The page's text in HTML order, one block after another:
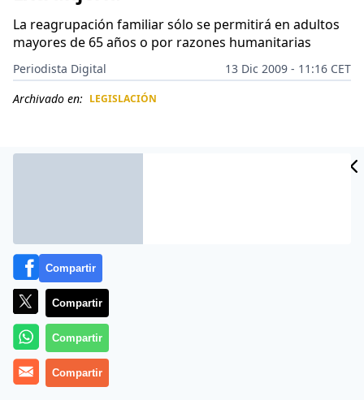
La reagrupación familiar sólo se permitirá en adultos
mayores de 65 años o por razones humanitarias
Periodista Digital
13 Dic 2009 - 11:16 CET
Archivado en: LEGISLACIÓN
Este domingo, 13 de diciembre de 2009, entró en vigor
la nueva Ley de Extranjería.
Compartir
Compartir
Compartir
Compartir